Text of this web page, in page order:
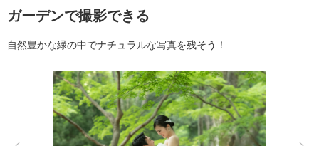
衣装
オプション ブログ
アクセス/TEL スタジオトップ
こだわりポイント
ガーデンで撮影できる
自然豊かな緑の中でナチュラルな写真を残そう！